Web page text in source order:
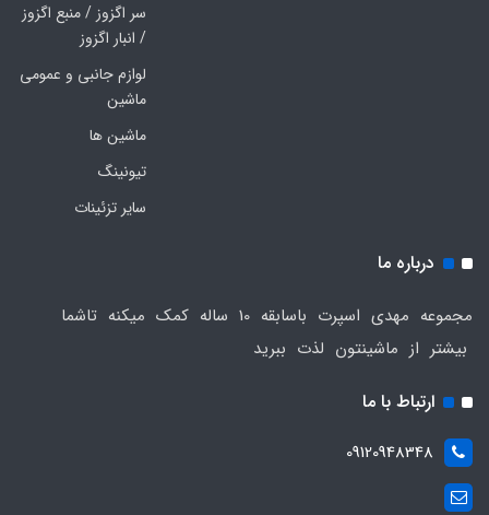
سر اگزوز / منبع اگزوز
/ انبار اگزوز
لوازم جانبی و عمومی
ماشین
ماشین ها
تیونینگ
سایر تزئینات
درباره ما
مجموعه مهدی اسپرت باسابقه 10 ساله کمک میکنه تاشما
بیشتر از ماشینتون لذت ببرید
ارتباط با ما
09120948348